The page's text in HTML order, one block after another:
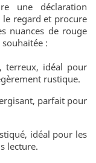
une déclaration
le regard et procure
nuances de rouge
:
terreux, idéal pour
rustique.
parfait pour
idéal pour les
lecture.